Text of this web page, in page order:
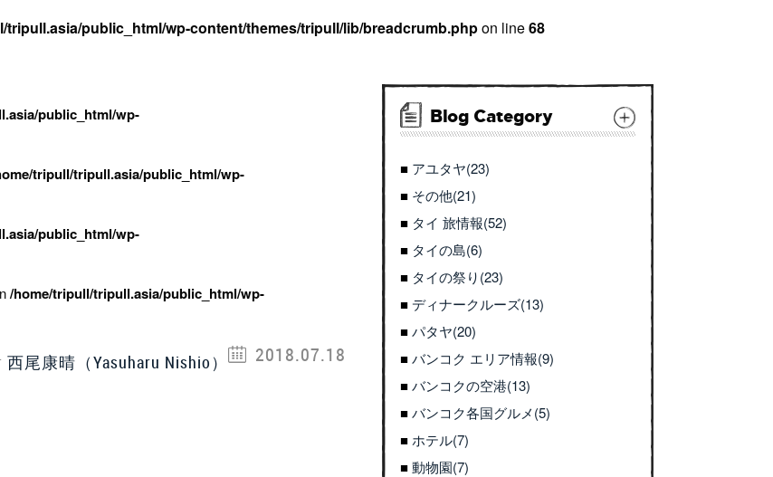
tripull.asia/public_html/wp-content/themes/tripull/lib/breadcrumb.phpon line68
public_html/wp-
tripull/tripull.asia/public_html/wp-
public_html/wp-
/home/tripull/tripull.asia/public_html/wp-
2018.07.18
西尾康晴（Yasuharu Nishio）
Blog Category
アユタヤ(23)
その他(21)
タイ 旅情報(52)
タイの島(6)
タイの祭り(23)
ディナークルーズ(13)
パタヤ(20)
バンコク エリア情報(9)
バンコクの空港(13)
バンコク各国グルメ(5)
ホテル(7)
動物園(7)